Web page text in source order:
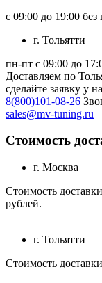
с 09:00 до 19:00
г. Тольятти
пн-пт с 09:00 до
Доставляем по
сделайте заявку у
8(800)101-08-26
sales@mv-tuning.ru
Стоимость
г. Москва
Стоимость
рублей.
г. Тольятти
Стоимость